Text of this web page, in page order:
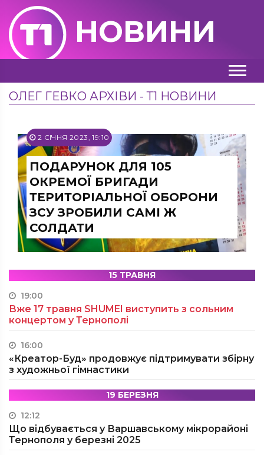
НОВИНИ
ОЛЕГ ГЕВКО АРХІВИ - Т1 НОВИНИ
2 СІЧНЯ 2023, 19:10
ПОДАРУНОК ДЛЯ 105
ОКРЕМОЇ БРИГАДИ
ТЕРИТОРІАЛЬНОЇ ОБОРОНИ
ЗСУ ЗРОБИЛИ САМІ Ж
СОЛДАТИ
15 ТРАВНЯ
19:00
Вже 17 травня SHUMEI виступить з сольним
концертом у Тернополі
16:00
«Креатор-Буд» продовжує підтримувати збірну
з художньої гімнастики
19 БЕРЕЗНЯ
12:12
Що відбувається у Варшавському мікрорайоні
Тернополя у березні 2025